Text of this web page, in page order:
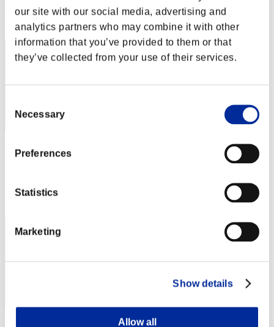
our site with our social media, advertising and
analytics partners who may combine it with other
information that you’ve provided to them or that
they’ve collected from your use of their services.
Selection
Necessary
Preferences
Statistics
Marketing
Show details
Allow all
Posición
32
xxvadik76xx
Posición